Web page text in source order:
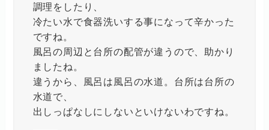
調理をしたり、
冷たい水で食器洗いする事になって辛かった
ですね。
風呂の周辺と台所の配管が違うので、助かり
ましたね。
違うから、風呂は風呂の水道。台所は台所の
水道で、
出しっぱなしにしないといけないわですね。